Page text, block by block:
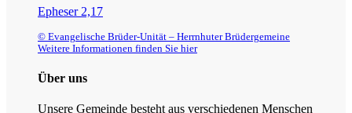
Epheser 2,17
© Evangelische Brüder-Unität – Herrnhuter Brüdergemeine
Weitere Informationen finden Sie hier
Über uns
Unsere Gemeinde besteht aus verschiedenen Menschen